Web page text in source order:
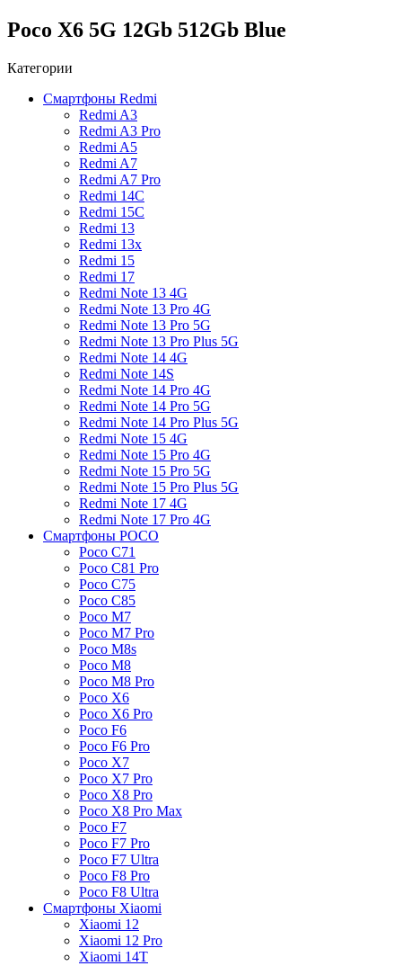
Poco X6 5G 12Gb 512Gb Blue
Категории
Смартфоны Redmi
Redmi A3
Redmi A3 Pro
Redmi A5
Redmi A7
Redmi A7 Pro
Redmi 14C
Redmi 15C
Redmi 13
Redmi 13x
Redmi 15
Redmi 17
Redmi Note 13 4G
Redmi Note 13 Pro 4G
Redmi Note 13 Pro 5G
Redmi Note 13 Pro Plus 5G
Redmi Note 14 4G
Redmi Note 14S
Redmi Note 14 Pro 4G
Redmi Note 14 Pro 5G
Redmi Note 14 Pro Plus 5G
Redmi Note 15 4G
Redmi Note 15 Pro 4G
Redmi Note 15 Pro 5G
Redmi Note 15 Pro Plus 5G
Redmi Note 17 4G
Redmi Note 17 Pro 4G
Смартфоны POCO
Poco C71
Poco C81 Pro
Poco C75
Poco C85
Poco M7
Poco M7 Pro
Poco M8s
Poco M8
Poco M8 Pro
Poco X6
Poco X6 Pro
Poco F6
Poco F6 Pro
Poco X7
Poco X7 Pro
Poco X8 Pro
Poco X8 Pro Max
Poco F7
Poco F7 Pro
Poco F7 Ultra
Poco F8 Pro
Poco F8 Ultra
Смартфоны Xiaomi
Xiaomi 12
Xiaomi 12 Pro
Xiaomi 14T